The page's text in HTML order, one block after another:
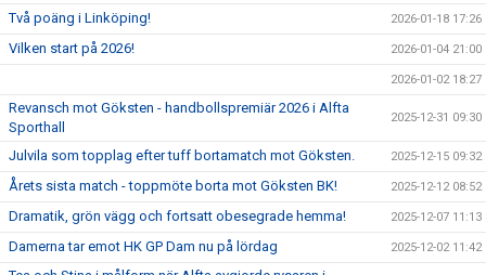
Två poäng i Linköping! 2026-01-18 17:26
Vilken start på 2026! 2026-01-04 21:00
2026-01-02 18:27
Revansch mot Göksten - handbollspremiär 2026 i Alfta
Sporthall
2025-12-31 09:30
Julvila som topplag efter tuff bortamatch mot Göksten. 2025-12-15 09:32
Årets sista match - toppmöte borta mot Göksten BK! 2025-12-12 08:52
Dramatik, grön vägg och fortsatt obesegrade hemma! 2025-12-07 11:13
Damerna tar emot HK GP Dam nu på lördag 2025-12-02 11:42